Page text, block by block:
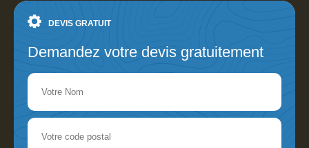
DEVIS GRATUIT
Demandez votre devis gratuitement